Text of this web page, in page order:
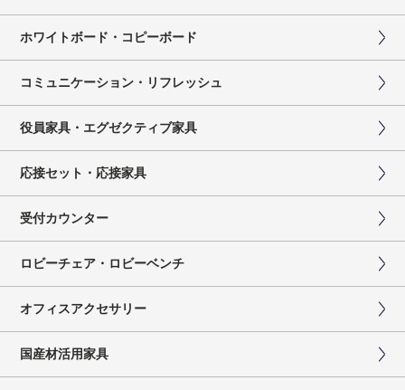
ホワイトボード・コピーボード
コミュニケーション・リフレッシュ
役員家具・エグゼクティブ家具
応接セット・応接家具
受付カウンター
ロビーチェア・ロビーベンチ
オフィスアクセサリー
国産材活用家具